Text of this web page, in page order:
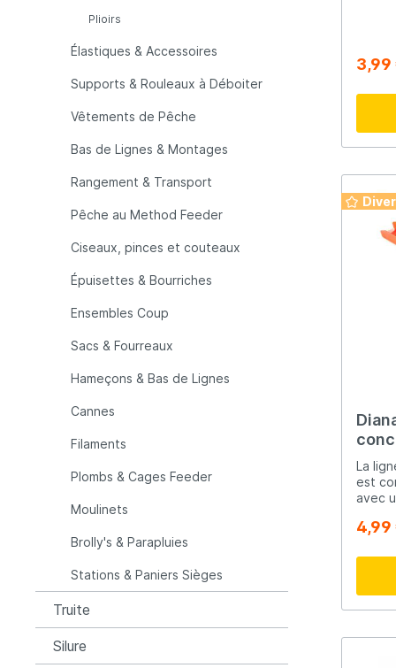
LFT
Mainline Matrix
Minn Kota
MTC Muck
Plano
Pro Line
Rapala
Rozemijer Salmo
Senshu
Spiderwire Spro
Team Deep Sea
Plioirs
Élastiques & Accessoires
Supports & Rouleaux à Déboiter
Vêtements de Pêche
Bas de Lignes & Montages
Rangement & Transport
Pêche au Method Feeder
Ciseaux, pinces et couteaux
Épuisettes & Bourriches
Ensembles Coup
Sacs & Fourreaux
Hameçons & Bas de Lignes
Cannes
Filaments
Plombs & Cages Feeder
Moulinets
Brolly's & Parapluies
Stations & Paniers Sièges
Truite
Silure
3,99
La
est
avec
l'amson et plioir.. Le
utilisé
4,99